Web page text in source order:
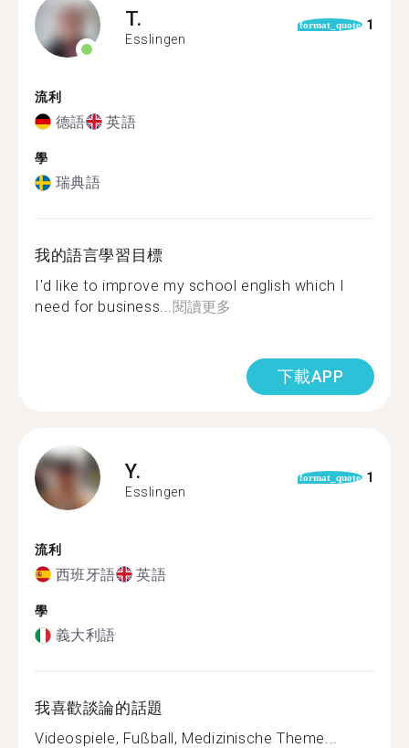
T.
Esslingen
format_quote 1
流利
德語 英語
學
瑞典語
我的語言學習目標
I'd like to improve my school english which I
need for business...閱讀更多
下載APP
Y.
Esslingen
format_quote 1
流利
西班牙語 英語
學
義大利語
我喜歡談論的話題
Videospiele, Fußball, Medizinische Theme...